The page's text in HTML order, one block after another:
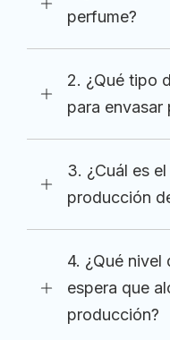
perfume?
2. ¿Qué tipo
para envasar
3. ¿Cuál es
producción
4. ¿Qué nivel
espera que
producción?